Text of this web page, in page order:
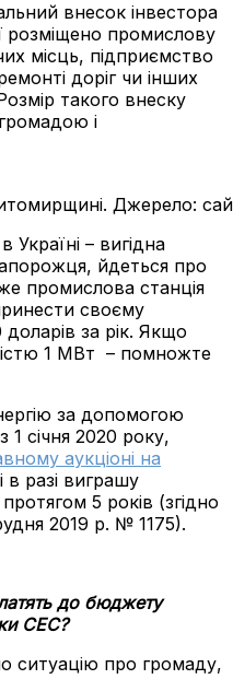
внесок інвестора
розміщено промислову
місць, підприємство
доріг чи інших
такого внеску
і
Джерело:
– вигідна
йдеться про
промислова станція
своєму
за рік. Якщо
1 МВт – помножте
за допомогою
січня 2020 року,
аукціоні на
в разі виграшу
5 років (згідно
2019 р. № 1175).
до бюджету
СЕС?
ситуацію про громаду,